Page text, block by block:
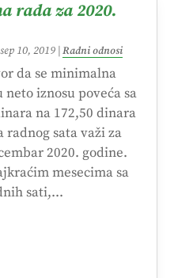
rada za 2020.
sep 10, 2019| Radni odnosi
da se minimalna
neto iznosu poveća sa
na 172,50 dinara
radnog sata važi za
2020. godine.
mesecima sa
sati,...